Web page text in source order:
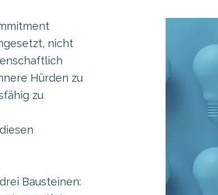
nicht
Hürden zu
zu
Bausteinen: